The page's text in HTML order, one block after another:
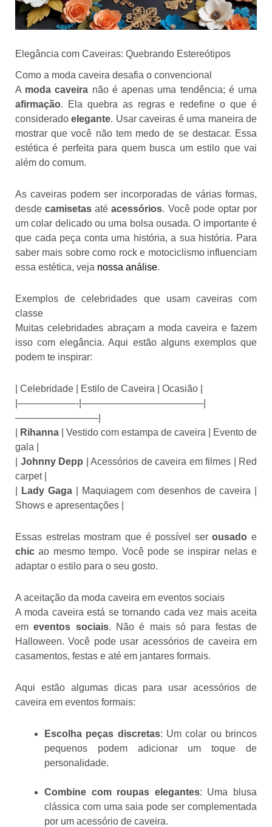
Elegância com Caveiras: Quebrando Estereótipos
Como a moda caveira desafia o convencional
A moda caveira não é apenas uma tendência; é uma
afirmação. Ela quebra as regras e redefine o que é
consideradoelegante. Usar caveiras é uma maneira de
mostrar que você não tem medo de se destacar. Essa
estética é perfeita para quem busca um estilo que vai
além do comum.
As caveiras podem ser incorporadas de várias formas,
desdecamisetas atéacessórios. Você pode optar por
um colar delicado ou uma bolsa ousada. O importante é
que cada peça conta uma história, a sua história. Para
saber mais sobre como rock e motociclismo influenciam
essa estética, veja nossa análise.
Exemplos de celebridades que usam caveiras com
classe
Muitas celebridades abraçam a moda caveira e fazem
isso com elegância. Aqui estão alguns exemplos que
podem te inspirar:
| Celebridade | Estilo de Caveira | Ocasião |
|——————-|————————————–|
————————–|
Rihanna | Vestido com estampa de caveira | Evento de
gala |
Johnny Depp | Acessórios de caveira em filmes | Red
carpet |
Lady Gaga | Maquiagem com desenhos de caveira |
Shows e apresentações |
Essas estrelas mostram que é possível serousado e
chic ao mesmo tempo. Você pode se inspirar nelas e
adaptar o estilo para o seu gosto.
A aceitação da moda caveira em eventos sociais
A moda caveira está se tornando cada vez mais aceita
emeventos sociais. Não é mais só para festas de
Halloween. Você pode usar acessórios de caveira em
casamentos, festas e até em jantares formais.
Aqui estão algumas dicas para usar acessórios de
caveira em eventos formais:
Escolha peças discretas: Um colar ou brincos
pequenos podem adicionar um toque de
personalidade.
Combine com roupas elegantes: Uma blusa
clássica com uma saia pode ser complementada
por um acessório de caveira.